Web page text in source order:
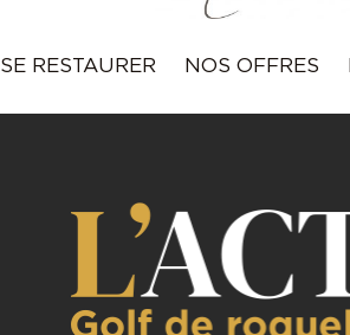
SE RESTAURER NOS OFFRES